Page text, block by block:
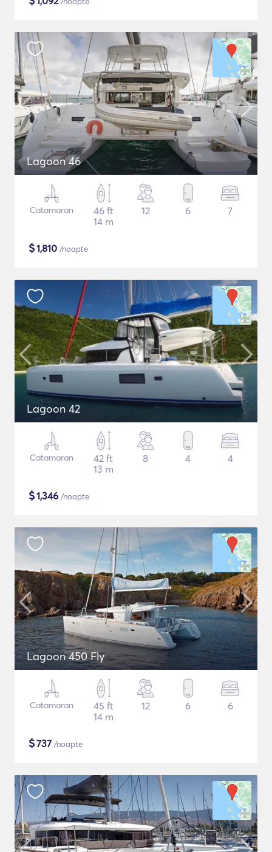
Lagoon 46
Catamaran
46 ft
14 m
12 6 7
$1,810 /noapte
Lagoon 42
Catamaran
42 ft
13 m
8 4 4
$1,346 /noapte
Lagoon 450 Fly
Catamaran
45 ft
14 m
12 6 6
$737 /noapte